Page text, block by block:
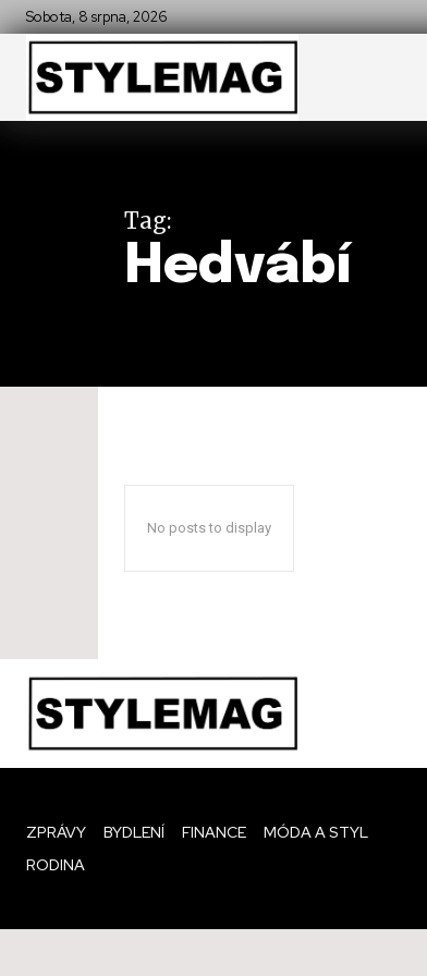
Sobota, 8 srpna, 2026
Tag:
Hedvábí
No posts to display
ZPRÁVY BYDLENÍ FINANCE
MÓDA A STYL
RODINA